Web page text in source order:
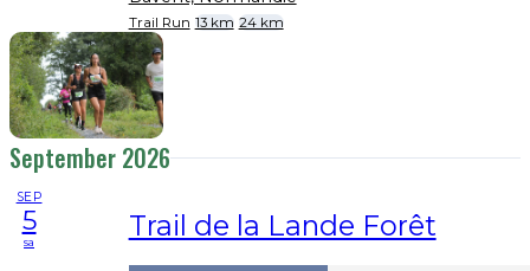
Trail Run 13 km 24 km
September 2026
SEP
5
sa Trail de la Lande Forêt